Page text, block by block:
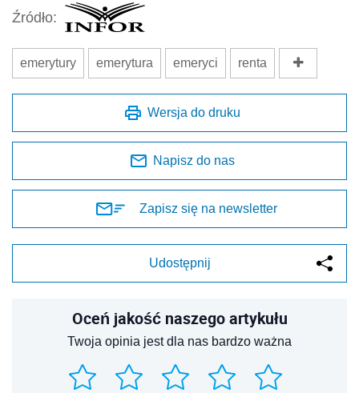
Źródło:
emerytury emerytura emeryci renta
Wersja do druku
Napisz do nas
Zapisz się na newsletter
Udostępnij
Oceń jakość naszego artykułu
Twoja opinia jest dla nas bardzo ważna